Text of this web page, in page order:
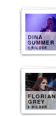
DINA
SUMMER
9 BILDER
FLORIAN
GREY
8 BILDER